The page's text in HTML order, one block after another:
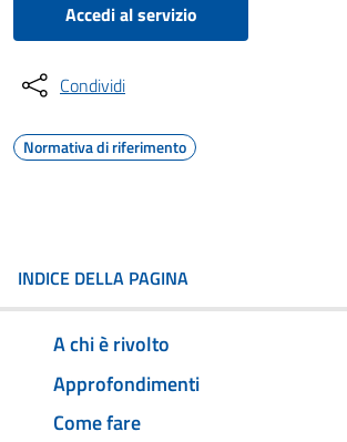
Accedi al servizio
Condividi
Normativa di riferimento
INDICE DELLA PAGINA
A chi è rivolto
Approfondimenti
Come fare